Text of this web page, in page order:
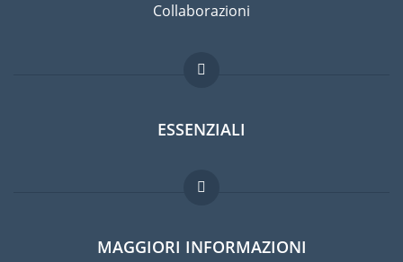
Collaborazioni
ESSENZIALI
Forum per expat
Guida per expat
MAGGIORI INFORMAZIONI